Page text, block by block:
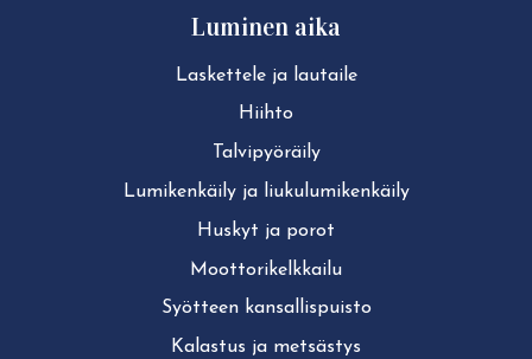
Luminen aika
Laskettele ja lautaile
Hiihto
Tal­vi­pyö­räi­ly
Lu­mi­ken­käi­ly ja liu­ku­lu­mi­ken­käi­ly
Huskyt ja porot
Moot­to­ri­kelk­kai­lu
Syötteen kan­sal­lis­puis­to
Kalastus ja metsästys